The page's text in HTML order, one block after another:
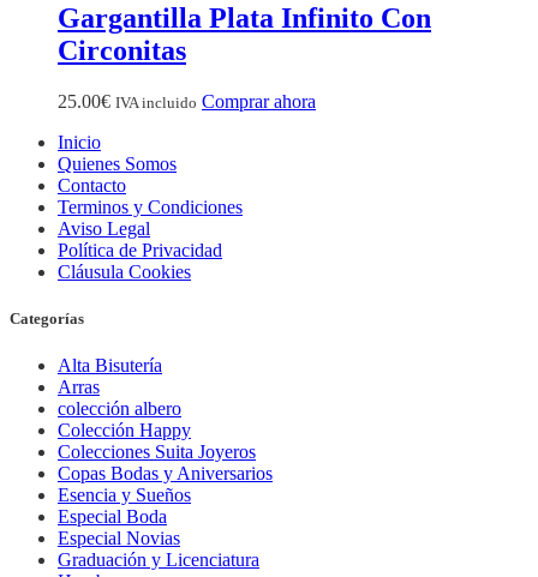
Gargantilla Plata Infinito Con
Circonitas
25.00€ IVA incluido Comprar ahora
Inicio
Quienes Somos
Contacto
Terminos y Condiciones
Aviso Legal
Política de Privacidad
Cláusula Cookies
Categorías
Alta Bisutería
Arras
colección albero
Colección Happy
Colecciones Suita Joyeros
Copas Bodas y Aniversarios
Esencia y Sueños
Especial Boda
Especial Novias
Graduación y Licenciatura